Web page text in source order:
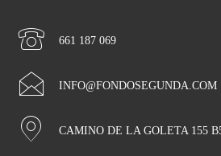
661 187 069
INFO@FONDOSEGUNDA.COM
CAMINO DE LA GOLETA 155